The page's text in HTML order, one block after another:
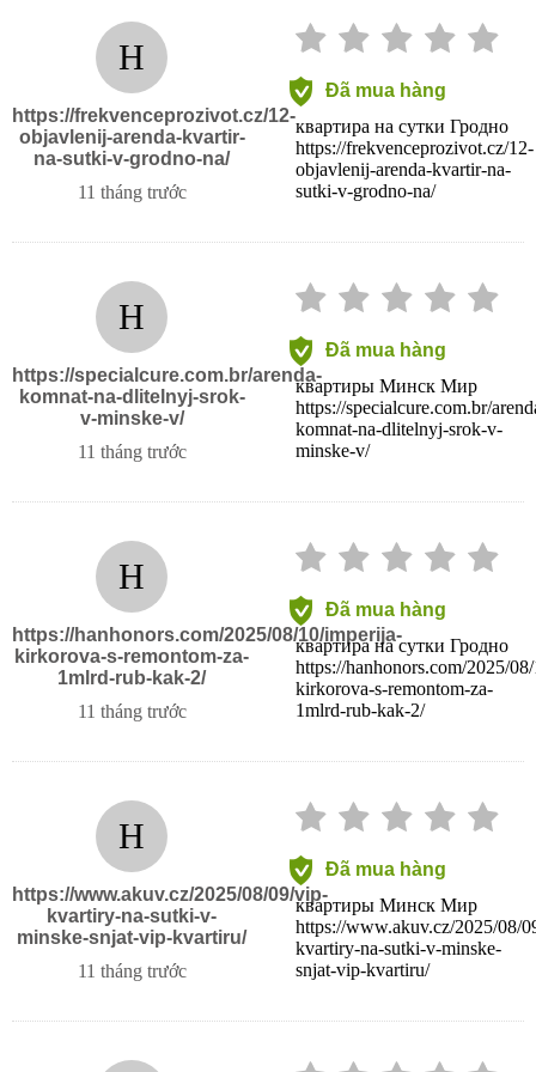
H
https://frekvenceprozivot.cz/12-
objavlenij-arenda-kvartir-
na-sutki-v-grodno-na/
11 tháng trước
Đã mua hàng
квартира на сутки Гродно
https://frekvenceprozivot.cz/12-
objavlenij-arenda-kvartir-na-
sutki-v-grodno-na/
H
https://specialcure.com.br/arenda-
komnat-na-dlitelnyj-srok-
v-minske-v/
11 tháng trước
Đã mua hàng
квартиры Минск Мир
https://specialcure.com.br/
komnat-na-dlitelnyj-srok-v-
minske-v/
H
https://hanhonors.com/2025/08/10/imperija-
kirkorova-s-remontom-za-
1mlrd-rub-kak-2/
11 tháng trước
Đã mua hàng
квартира на сутки Гродно
https://hanhonors.com/2025/
kirkorova-s-remontom-za-
1mlrd-rub-kak-2/
H
https://www.akuv.cz/2025/08/09/vip-
kvartiry-na-sutki-v-
minske-snjat-vip-kvartiru/
11 tháng trước
Đã mua hàng
квартиры Минск Мир
https://www.akuv.cz/2025/08/
kvartiry-na-sutki-v-minske-
snjat-vip-kvartiru/